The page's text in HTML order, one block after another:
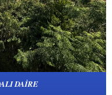
DAIRE